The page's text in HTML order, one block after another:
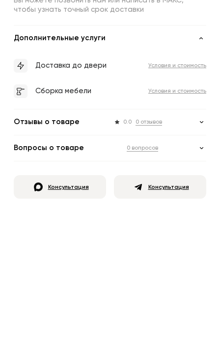
чтобы узнать точный срок доставки
Дополнительные услуги
Доставка до двери Условия и стоимость
Сборка мебели Условия и стоимость
Отзывы о товаре 0.0 0 отзывов
Вопросы о товаре 0 вопросов
Консультация Консультация